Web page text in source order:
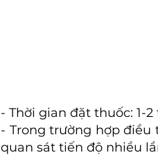
- Thời gian đặt thuốc: 1-2
- Trong trường hợp điều
quan sát tiến độ nhiều